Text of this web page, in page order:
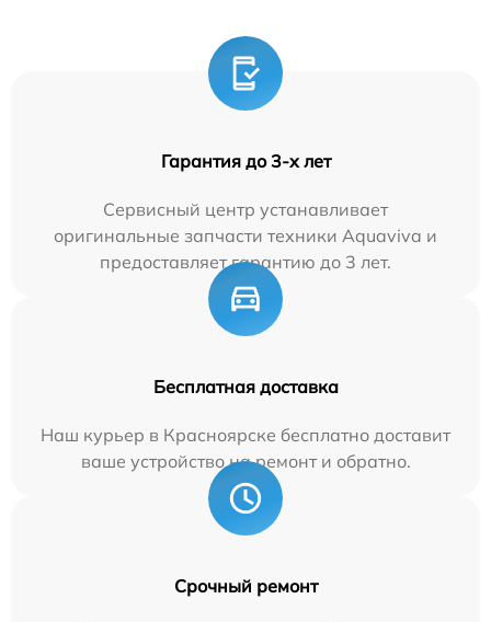
Гарантия до 3-х лет
Сервисный центр устанавливает
оригинальные запчасти техники Aquaviva и
предоставляет гарантию до 3 лет.
Бесплатная доставка
Наш курьер в Красноярске бесплатно доставит
ваше устройство на ремонт и обратно.
Срочный ремонт